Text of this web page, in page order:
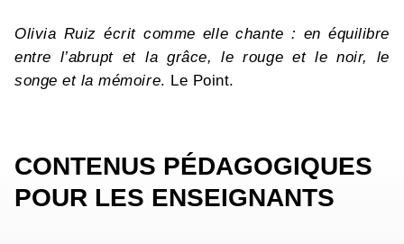
Olivia Ruiz écrit comme elle chante : en équilibre
entre l’abrupt et la grâce, le rouge et le noir, le
songe et la mémoire. Le Point.
CONTENUS PÉDAGOGIQUES
POUR LES ENSEIGNANTS